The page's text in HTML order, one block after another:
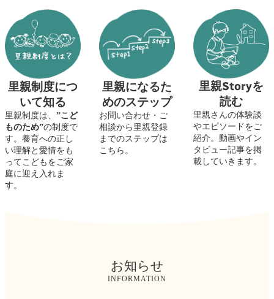
里親制度につ
いて知る
里親制度は、 ”こど
ものため”の制度で
す。養育への正し
い理解と愛情をも
ってこどもをご家
庭に迎え入れま
す。
里親になるた
めのステップ
お問い合わせ・ご
相談から里親登録
までのステップは
こちら。
里親Storyを
読む
里親さんの体験談
やエピソードをご
紹介。動画やイン
タビュー記事を掲
載していきます。
お知らせ
INFORMATION